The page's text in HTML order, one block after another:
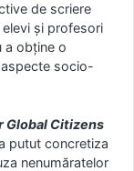
de scriere
și profesori
a obține o
socio-
Global Citizens
putut concretiza
nenumăratelor